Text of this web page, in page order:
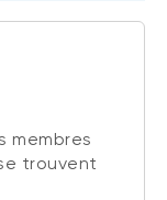
membres
trouvent